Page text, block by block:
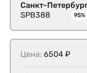
Санкт-
SPB388
95%
Цена: 6504 ₽